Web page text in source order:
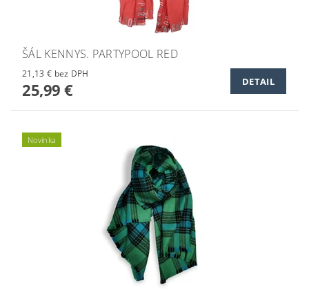
ŠÁL KENNYS. PARTYPOOL RED
21,13 € bez DPH
25,99 € DETAIL
Novinka